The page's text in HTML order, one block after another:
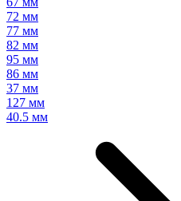
72 мм
77 мм
82 мм
95 мм
86 мм
37 мм
127 мм
40.5 мм